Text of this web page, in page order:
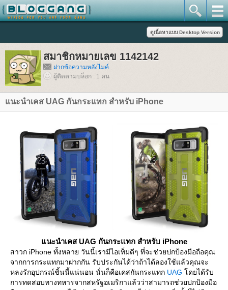
สมาชิกหมายเลข 1142142
ฝากข้อความหลังไมค์
ผู้ติดตามบล็อก : 1 คน
นะนำเคส UAG กันกระแทก สำหรับ iPhone
นะนำเคส UAG กันกระแทก สำหรับ iPhone
สาวก iPhone ทั้งหลาย วันนี้เรามีไอเท็มดีๆ ที่จะช่วยปกป้องมือถือคุณ
จากการกระแทกมาฝากกัน รับประกันได้ว่าถ้าได้ลองใช้แล้วคุณจะ
หลงรักอุปกรณ์ชิ้นนี้แน่นอน นั่นก็คือเคสกันกระแทก UAG ดยได้รับ
การทดสอบทางทหารจากสหรัฐอเมริกาแล้วว่าสามารถช่วยปกป้องมือ